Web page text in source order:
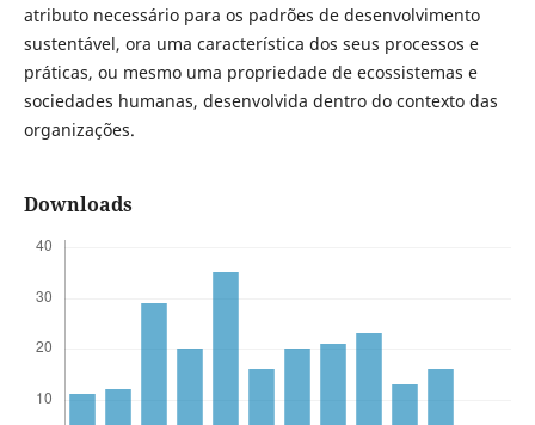
atributo necessário para os padrões de desenvolvimento
sustentável, ora uma característica dos seus processos e
práticas, ou mesmo uma propriedade de ecossistemas e
sociedades humanas, desenvolvida dentro do contexto das
organizações.
Downloads